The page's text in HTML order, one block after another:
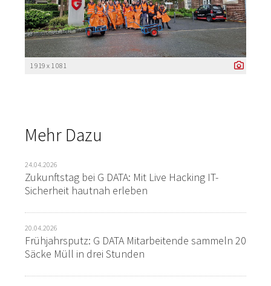
1 919 x 1 081
Mehr Dazu
24.04.2026
Zukunftstag bei G DATA: Mit Live Hacking IT-
Sicherheit hautnah erleben
20.04.2026
Frühjahrsputz: G DATA Mitarbeitende sammeln 20
Säcke Müll in drei Stunden